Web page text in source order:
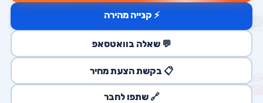
⚡ קנייה מהירה
💬 שאלה בוואטסאפ
📋 בקשת הצעת מחיר
🔗 שתפו לחבר